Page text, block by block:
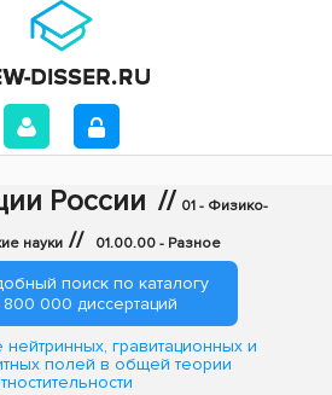
России // 01 - Физико-
науки // 01.00.00 - Разное
поиск по каталогу
000 диссертаций
гравитационных и
полей в общей теории